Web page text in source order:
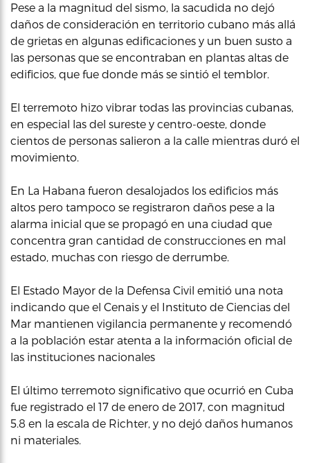
Pese a la magnitud del sismo, la sacudida no dejó
daños de consideración en territorio cubano más allá
de grietas en algunas edificaciones y un buen susto a
las personas que se encontraban en plantas altas de
edificios, que fue donde más se sintió el temblor.
El terremoto hizo vibrar todas las provincias cubanas,
en especial las del sureste y centro-oeste, donde
cientos de personas salieron a la calle mientras duró el
movimiento.
En La Habana fueron desalojados los edificios más
altos pero tampoco se registraron daños pese a la
alarma inicial que se propagó en una ciudad que
concentra gran cantidad de construcciones en mal
estado, muchas con riesgo de derrumbe.
El Estado Mayor de la Defensa Civil emitió una nota
indicando que el Cenais y el Instituto de Ciencias del
Mar mantienen vigilancia permanente y recomendó
a la población estar atenta a la información oficial de
las instituciones nacionales
El último terremoto significativo que ocurrió en Cuba
fue registrado el 17 de enero de 2017, con magnitud
5.8 en la escala de Richter, y no dejó daños humanos
ni materiales.